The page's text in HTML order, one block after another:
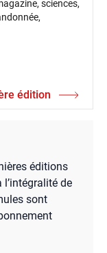
sciences,
édition
éditions
de
sont